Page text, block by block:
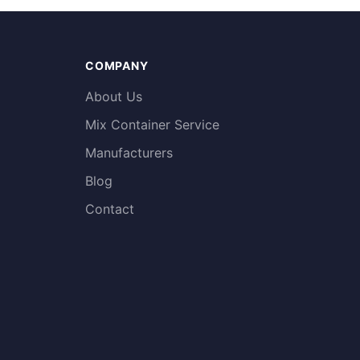
COMPANY
About Us
Mix Container Service
Manufacturers
Blog
Contact